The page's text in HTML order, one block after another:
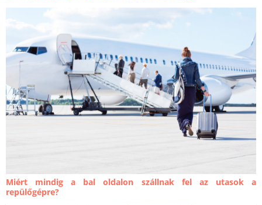
Miért mindig a bal oldalon szállnak fel az utasok a
repülőgépre?